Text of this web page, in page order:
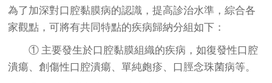
為了加深對口腔黏膜病的認識，提高診治水準，綜合各
家觀點，可將有共同特點的疾病歸納分組如下：
① 主要發生於口腔黏膜組織的疾病，如復發性口腔
潰瘍、創傷性口腔潰瘍、單純皰疹、口脛念珠菌病等。